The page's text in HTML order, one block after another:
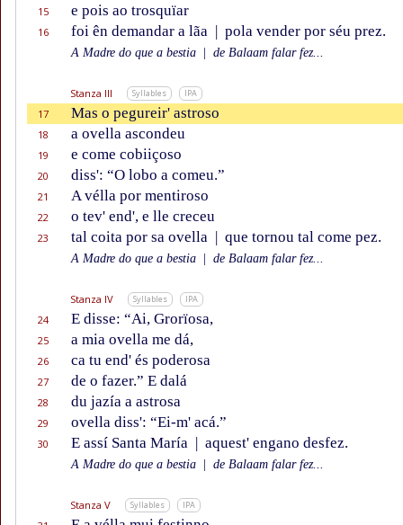
15 e pois ao trosquïar
16 foi ên demandar a lãa | pola vender por séu prez.
A Madre do que a bestia de Balaam falar fez...
Stanza III Syllables IPA
17 Mas o pegureir' astroso
18 a ovella ascondeu
19 e come cobiiçoso
20 diss': “O lobo a comeu.”
21 A vélla por mentiroso
22 o tev' end', e lle creceu
23 tal coita por sa ovella | que tornou tal come pez.
A Madre do que a bestia de Balaam falar fez...
Stanza IV Syllables IPA
24 E disse: “Ai, Grorïosa,
25 a mia ovella me dá,
26 ca tu end' és poderosa
27 de o fazer.” E dalá
28 du jazía a astrosa
29 ovella diss': “Ei-m' acá.”
30 E assí Santa María | aquest' engano desfez.
A Madre do que a bestia de Balaam falar fez...
Stanza V Syllables IPA